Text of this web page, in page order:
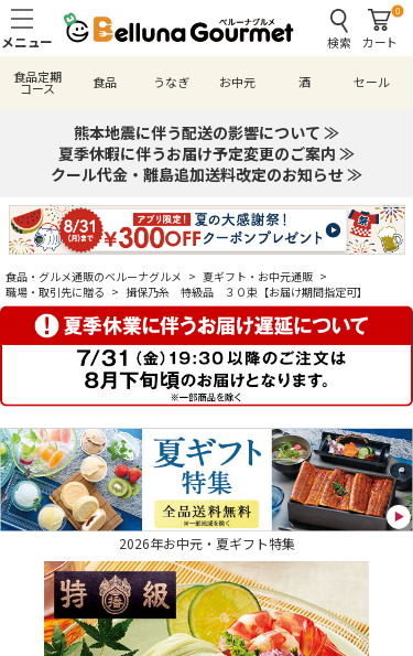
検索
0
カート
食品定期
コース 食品 うなぎ お中元 酒 セール
熊本地震に伴う配送の影響について ≫
夏季休暇に伴うお届け予定変更のご案内 ≫
クール代金・離島追加送料改定のお知らせ ≫
食品・グルメ通販のベルーナグルメ > 夏ギフト・お中元通販 >
職場・取引先に贈る > 揖保乃糸 特級品 ３０束【お届け期間指定可】
2026年お中元・夏ギフト特集